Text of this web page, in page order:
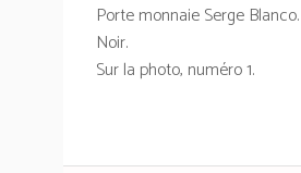
Porte monnaie Serge Blanco.
Noir.
Sur la photo, numéro 1.